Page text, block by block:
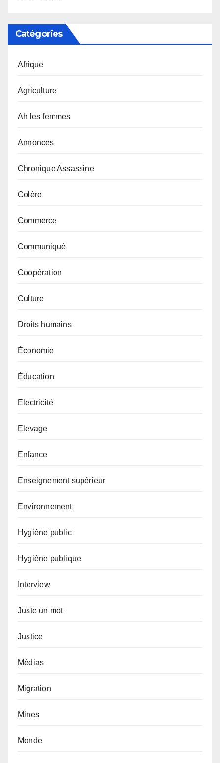
Catégories
Afrique
Agriculture
Ah les femmes
Annonces
Chronique Assassine
Colère
Commerce
Communiqué
Coopération
Culture
Droits humains
Économie
Éducation
Electricité
Elevage
Enfance
Enseignement supérieur
Environnement
Hygiène public
Hygiène publique
Interview
Juste un mot
Justice
Médias
Migration
Mines
Monde